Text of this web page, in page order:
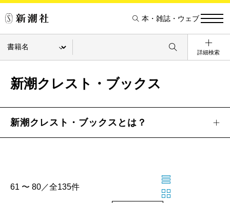
本・雑誌・ウェブ
詳細検索
新潮クレスト・ブックス
新潮クレスト・ブックスとは？
61 〜 80／全135件